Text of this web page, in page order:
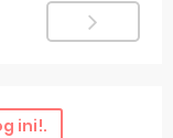
ini!.